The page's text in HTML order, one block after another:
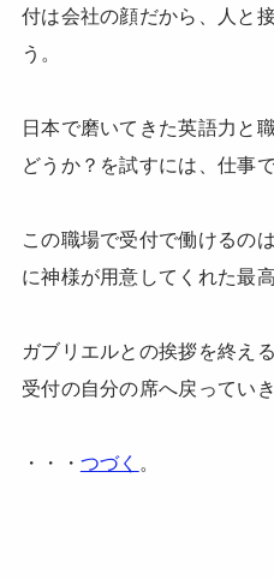
付は会社の顔だから、人と
う。
日本で磨いてきた英語力と
どうか？を試すには、仕事
この職場で受付で働けるの
に神様が用意してくれた最
ガブリエルとの挨拶を終え
受付の自分の席へ戻ってい
・・・ つづく 。